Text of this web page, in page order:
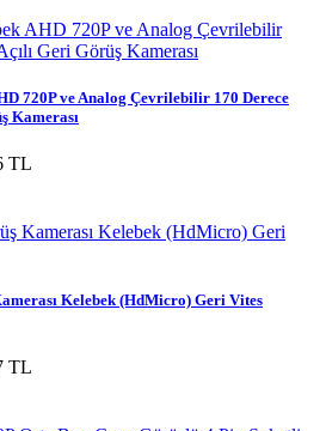
720P ve Analog Çevrilebilir 170 Derece
Kamerası
TL
Kelebek (HdMicro) Geri Vites
TL